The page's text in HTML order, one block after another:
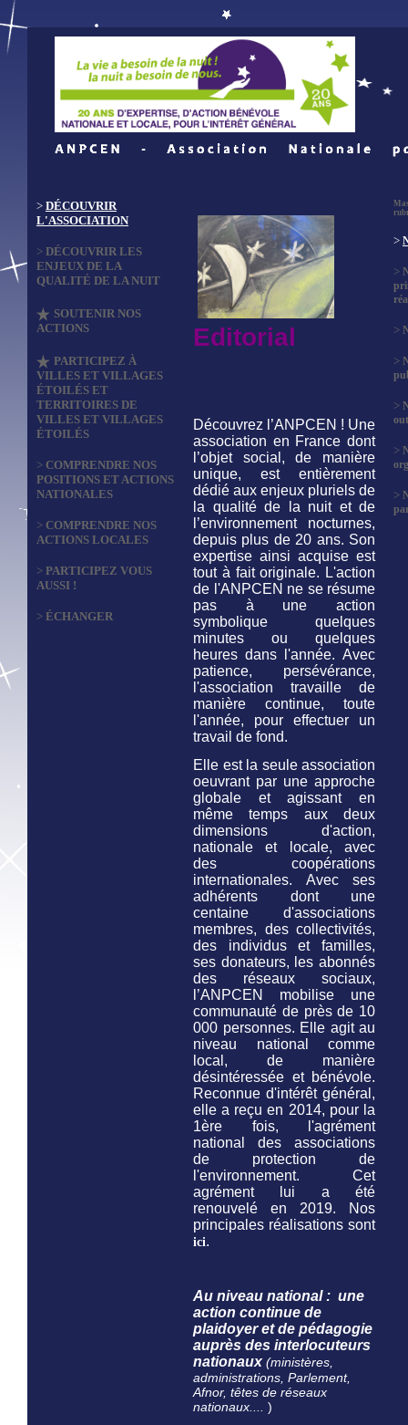
> DÉCOUVRIR
L'ASSOCIATION
> DÉCOUVRIR LES
ENJEUX DE LA
QUALITÉ DE LA NUIT
SOUTENIR NOS
ACTIONS
PARTICIPEZ À
VILLES ET VILLAGES
ÉTOILÉS ET
TERRITOIRES DE
VILLES ET VILLAGES
ÉTOILÉS
> COMPRENDRE NOS
POSITIONS ET ACTIONS
NATIONALES
> COMPRENDRE NOS
ACTIONS LOCALES
> PARTICIPEZ VOUS
AUSSI !
> ÉCHANGER
Editorial
Découvrez l’ANPCEN ! Une
association en France dont
l’objet social, de manière
unique, est entièrement
dédié aux enjeux pluriels de
la qualité de la nuit et de
l’environnement nocturnes,
depuis plus de 20 ans. Son
expertise ainsi acquise est
tout à fait originale. L'action
de l'ANPCEN ne se résume
pas à une action
symbolique quelques
minutes ou quelques
heures dans l'année. Avec
patience, persévérance,
l'association travaille de
manière continue, toute
l'année, pour effectuer un
travail de fond.
Elle est la seule association
oeuvrant par une approche
globale et agissant en
même temps aux deux
dimensions d'action,
nationale et locale, avec
des coopérations
internationales. Avec ses
adhérents dont une
centaine d'associations
membres, des collectivités,
des individus et familles,
ses donateurs, les abonnés
des réseaux sociaux,
l’ANPCEN mobilise une
communauté de près de 10
000 personnes. Elle agit au
niveau national comme
local, de manière
désintéressée et bénévole.
Reconnue d'intérêt général,
elle a reçu en 2014, pour la
1ère fois, l'agrément
national des associations
de protection de
l'environnement. Cet
agrément lui a été
renouvelé en 2019. Nos
principales réalisations sont
ici.
Au niveau national : une
action continue de
plaidoyer et de pédagogie
auprès des interlocuteurs
nationaux(ministères,
administrations, Parlement,
Afnor, têtes de réseaux
nationaux....
)
>
>
>
>
>
>
>